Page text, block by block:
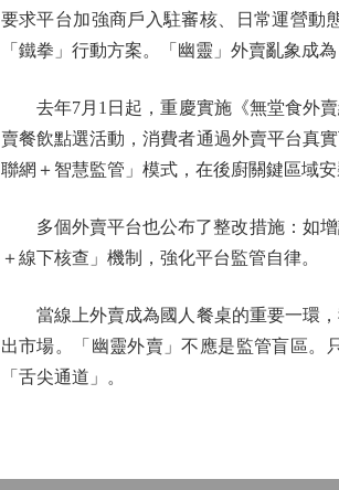
要求平台加強商戶入駐審核、日常運營動
「鐵拳」行動方案。「幽靈」外賣亂象成
去年7月1日起，重慶實施《無堂食外賣
賣餐飲點選活動，消費者通過外賣平台真
聯網＋智慧監管」模式，在後廚關鍵區域
多個外賣平台也公布了整改措施：如增
＋線下核查」機制，強化平台監管自律。
當線上外賣成為國人餐桌的重要一環，
出市場。「幽靈外賣」不應是監管盲區。
「舌尖通道」。